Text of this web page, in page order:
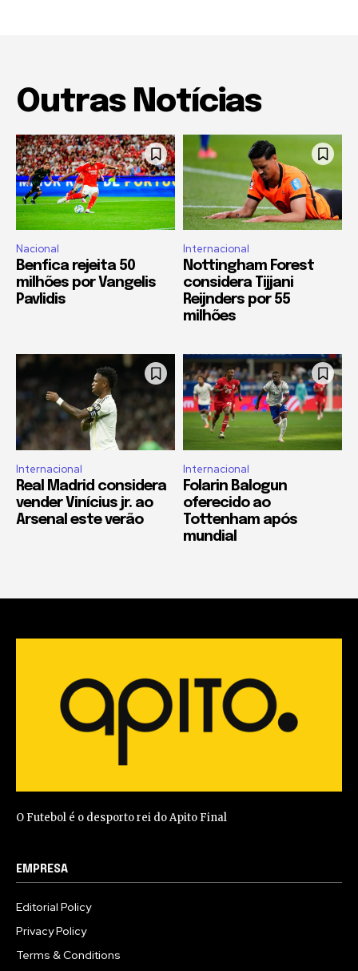
Outras Notícias
Nacional
Benfica rejeita 50
milhões por Vangelis
Pavlidis
Internacional
Nottingham Forest
considera Tijjani
Reijnders por 55
milhões
Internacional
Real Madrid considera
vender Vinícius jr. ao
Arsenal este verão
Internacional
Folarin Balogun
oferecido ao
Tottenham após
mundial
O Futebol é o desporto rei do Apito Final
EMPRESA
Editorial Policy
Privacy Policy
Terms & Conditions